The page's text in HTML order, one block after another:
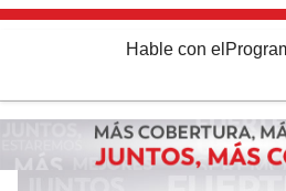
Hable con el